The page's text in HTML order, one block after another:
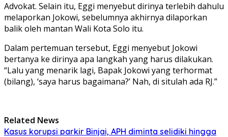
Advokat. Selain itu, Eggi menyebut dirinya terlebih dahulu
melaporkan Jokowi, sebelumnya akhirnya dilaporkan
balik oleh mantan Wali Kota Solo itu.
Dalam pertemuan tersebut, Eggi menyebut Jokowi
bertanya ke dirinya apa langkah yang harus dilakukan.
“Lalu yang menarik lagi, Bapak Jokowi yang terhormat
(bilang), ‘saya harus bagaimana?’ Nah, di situlah ada RJ.”
Related News
Kasus korupsi parkir Binjai, APH diminta selidiki hingga